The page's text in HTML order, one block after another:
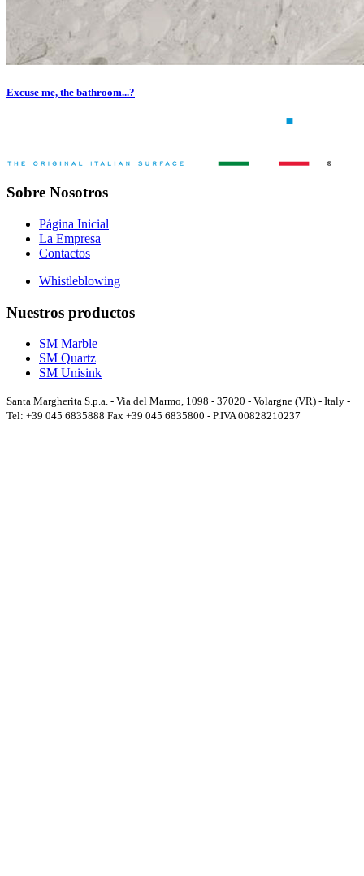
Excuse me, the bathroom...?
Sobre Nosotros
Página Inicial
La Empresa
Contactos
Whistleblowing
Nuestros productos
SM Marble
SM Quartz
SM Unisink
Santa Margherita S.p.a. - Via del Marmo, 1098 - 37020 - Volargne (VR) - Italy -
Tel: +39 045 6835888 Fax +39 045 6835800 - P.IVA 00828210237